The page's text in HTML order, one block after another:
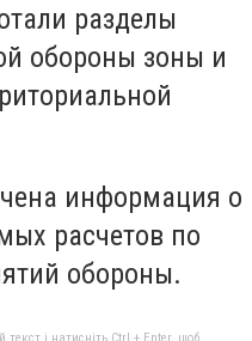
разделы
обороны зоны и
информация о
расчетов по
обороны.
і натисніть Ctrl + Enter, щоб